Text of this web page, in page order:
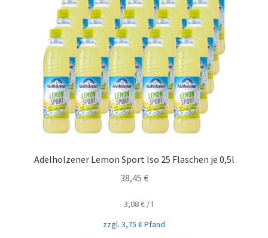
Adelholzener Lemon Sport Iso 25 Flaschen je 0,5l
38,45 €
3,08€/l
zzgl. 3,75 €Pfand